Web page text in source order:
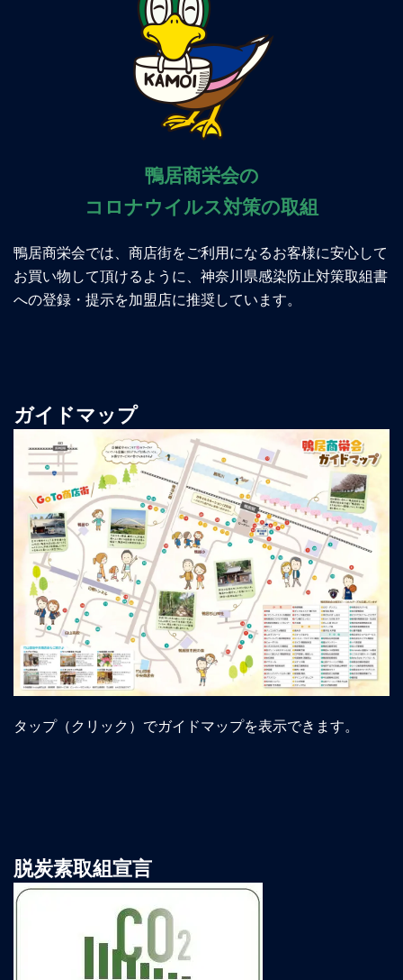
鴨居商栄会の
コロナウイルス対策の取組
鴨居商栄会では、商店街をご利用になるお客様に安心して
お買い物して頂けるように、神奈川県感染防止対策取組書
への登録・提示を加盟店に推奨しています。
ガイドマップ
タップ（クリック）でガイドマップを表示できます。
脱炭素取組宣言